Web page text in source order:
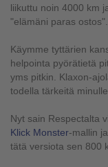
liikuttu noin 4000 km
"elämäni paras ostos".
Käymme tyttärien
helpointa pyörätietä
yms pitkin. Klaxon-
todella tärkeitä
Nyt sain Respectalta
Klick Monster-mallin
tätä versiota sen 800